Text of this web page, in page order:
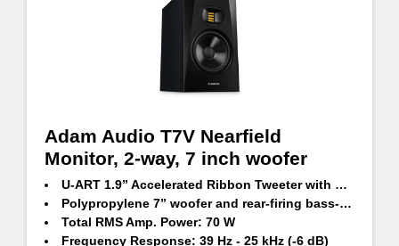
Adam Audio T7V Nearfield
Monitor, 2-way, 7 inch woofer
U-ART 1.9” Accelerated Ribbon Tweeter with HPS Waveguide
Polypropylene 7” woofer and rear-firing bass-reflex port
Total RMS Amp. Power: 70 W
Frequency Response: 39 Hz - 25 kHz (-6 dB)